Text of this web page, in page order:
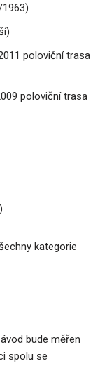
poloviční trasa
poloviční trasa
kategorie
bude měřen
spolu se